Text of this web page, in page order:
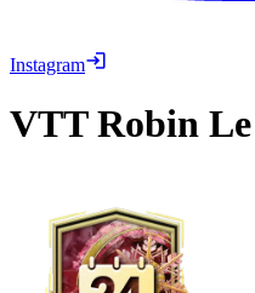
Instagram
VTT Robin